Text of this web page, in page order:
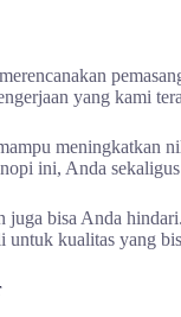
yang kami
meningkatkan
ini, Anda
juga bisa Anda
kualitas yang